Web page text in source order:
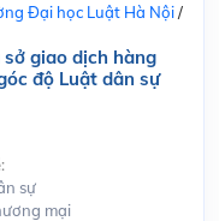
Đại học Luật Hà Nội/
giao dịch hàng
độ Luật dân sự
sự
mại